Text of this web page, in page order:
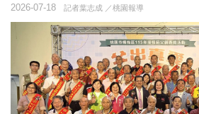
記者葉志成 ／桃園報導
2026-07-18